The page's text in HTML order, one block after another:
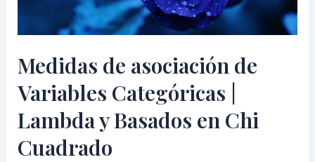
Medidas de asociación de
Variables Categóricas |
Lambda y Basados en Chi
Cuadrado
Basados
en
Cuadrado